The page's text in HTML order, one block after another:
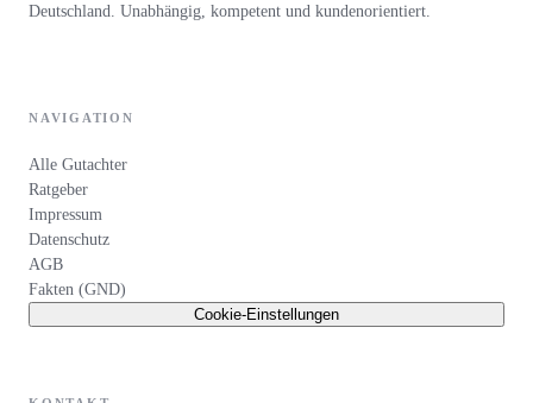
Deutschland. Unabhängig, kompetent und kundenorientiert.
NAVIGATION
Alle Gutachter
Ratgeber
Impressum
Datenschutz
AGB
Fakten (GND)
Cookie-Einstellungen